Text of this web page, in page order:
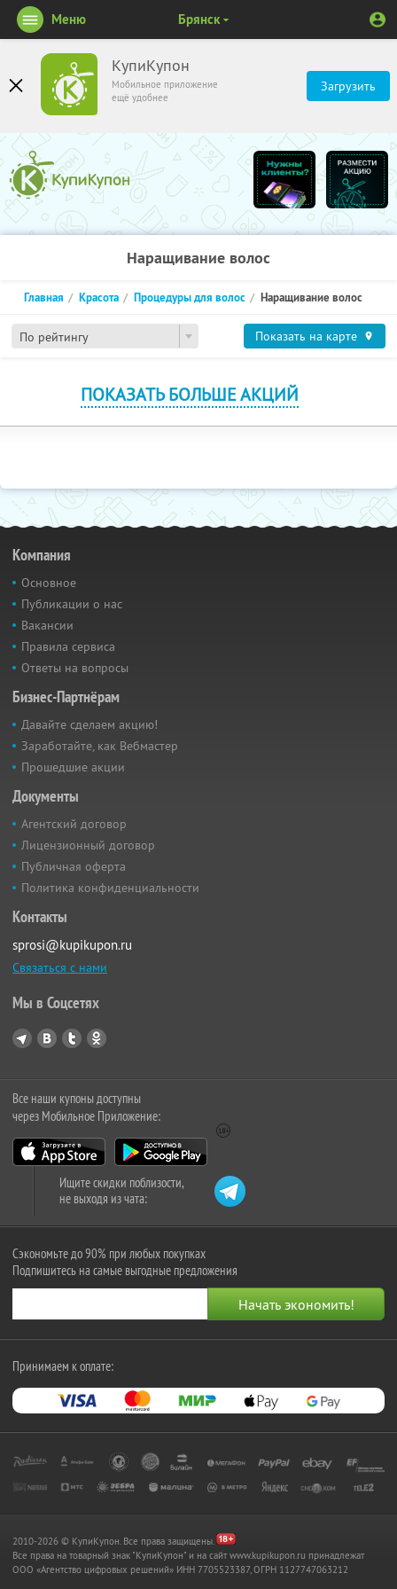
КупиКупон
Мобильное приложение
ещё удобнее
Загрузить
Меню Брянск
Наращивание волос
По рейтингу
Главная Красота Процедуры для волос Наращивание волос
Показать на карте
ПОКАЗАТЬ БОЛЬШЕ АКЦИЙ
Компания
Основное
Публикации о нас
Вакансии
Правила сервиса
Ответы на вопросы
Бизнес-Партнёрам
Давайте сделаем акцию!
Заработайте, как Вебмастер
Прошедшие акции
Документы
Агентский договор
Лицензионный договор
Публичная оферта
Политика конфиденциальности
Контакты
sprosi@kupikupon.ru
Связаться с нами
Мы в Соцсетях
Все наши купоны доступны
через Мобильное Приложение:
Ищите скидки поблизости,
не выходя из чата:
Сэкономьте до 90% при любых покупках
Подпишитесь на самые выгодные предложения
Принимаем к оплате:
2010-2026 © КупиКупон. Все права защищены.
Все права на товарный знак "КупиКупон" и на сайт www.kupikupon.ru принадлежат
OOO «Агентство цифровых решений» ИНН 7705523387, ОГРН 1127747063212